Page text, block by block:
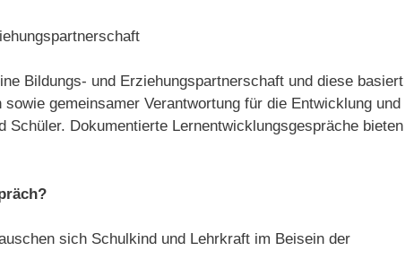
Bildungs- und Erziehungspartnerschaft und diese basiert
gemeinsamer Verantwortung für die Entwicklung und
Schüler. Dokumentierte Lernentwicklungsgespräche bieten
sich Schulkind und Lehrkraft im Beisein der